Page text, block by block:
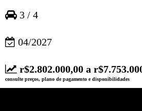
3 / 4
04/2027
r$2.802.000,00 a
consulte preços, plano de pagamento e disponibilidades